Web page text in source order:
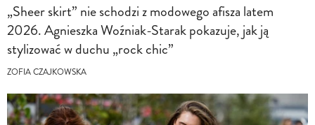
„Sheer skirt” nie schodzi z modowego afisza latem
2026. Agnieszka Woźniak-Starak pokazuje, jak ją
stylizować w duchu „rock chic”
ZOFIA CZAJKOWSKA